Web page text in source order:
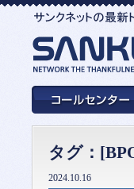
タグ：
2024.10.16